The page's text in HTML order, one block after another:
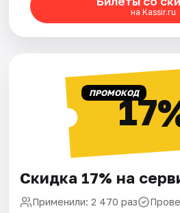
на Kassir.ru
ПРОМОКОД
Скидка 17% на
Применили: 2 470 раз